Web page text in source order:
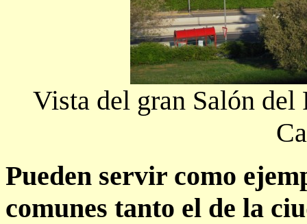
Vista del gran Salón del
Pueden servir como
comunes tanto el de la